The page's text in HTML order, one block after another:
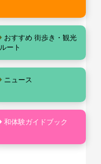
おすすめ 街歩き・観光
ルート
ニュース
和体験ガイドブック